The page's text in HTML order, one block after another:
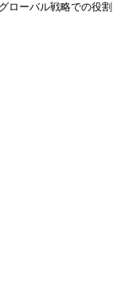
ローバル戦略での役割